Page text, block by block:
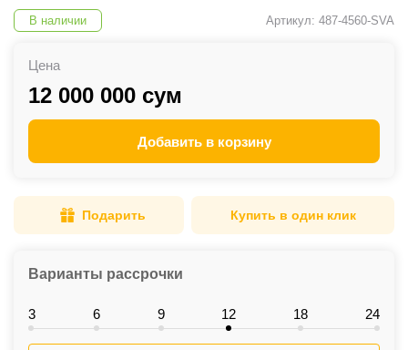
В наличии Артикул: 487-4560-SVA
Цена
12 000 000 сум
Добавить в корзину
Подарить Купить в один клик
Варианты рассрочки
3 6 9 12 18 24